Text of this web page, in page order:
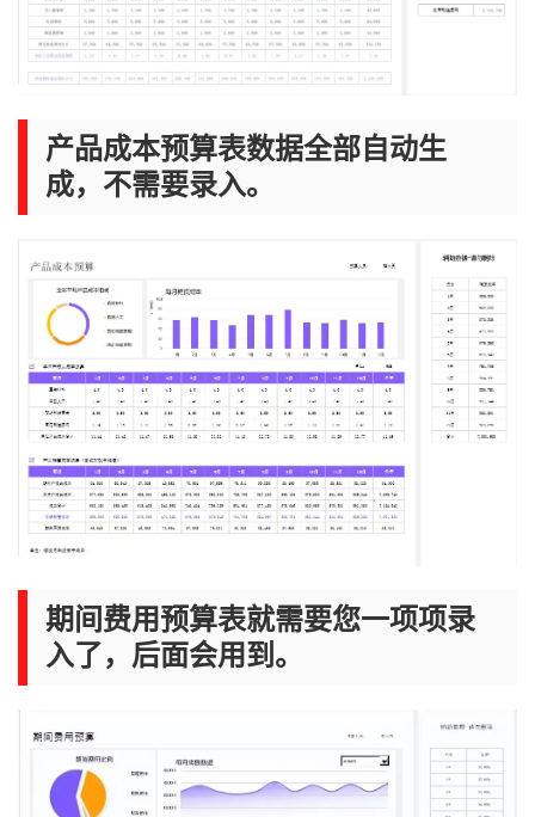
产品成本预算表数据全部自动生
成，不需要录入。
期间费用预算表就需要您一项项录
入了，后面会用到。